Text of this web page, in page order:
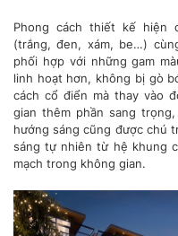
Phong cách thiết kế hiện
(trắng, đen, xám, be…)
phối hợp với những gam
linh hoạt hơn, không bị gò
cách cổ điển mà thay vào
gian thêm phần sang
hướng sáng cũng được chú
sáng tự nhiên từ hệ khung
mạch trong không gian.